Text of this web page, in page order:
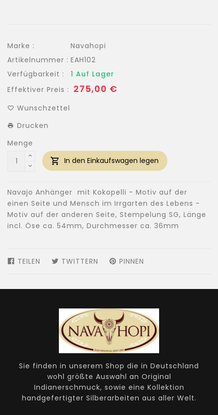
Marke :
Navahopi
Artikelnummer : EAH102
Verfügbarkeit :
1 Auf Lager
Effektiver Preis : Normaler
275,00 €
Wunschzettel
Drucken
Menge
In den Einkaufswagen legen
Navajo Anhänger mit Kokopelli - Motiv auf der
einen Seite und Mensch im Irrgarten des Lebens -
Motiv auf der anderen Seite, Stempelung SG, Länge
incl. Öse ca. 54mm, Durchmesser ca. 36mm
TEILEN AUF
TWITTERN AUF
PINNEN
Sie finden in unserem Shop die in Deutschland
wohl größte Auswahl an Original
Indianerschmuck, sowie eine Kollektion
handgefertigter Silberarbeiten aus aller Welt.